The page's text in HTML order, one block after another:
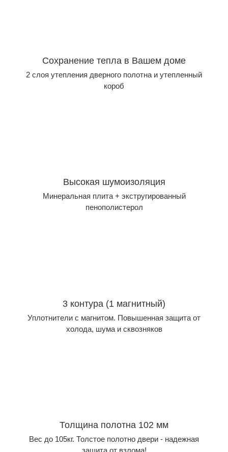
Сохранение тепла в Вашем доме
2 слоя утепления дверного полотна и утепленный
короб
Высокая шумоизоляция
Минеральная плита + экстругированный
пенополистерол
3 контура (1 магнитный)
Уплотнители с магнитом. Повышенная защита от
холода, шума и сквозняков
Толщина полотна 102 мм
Вес до 105кг. Толстое полотно двери - надежная